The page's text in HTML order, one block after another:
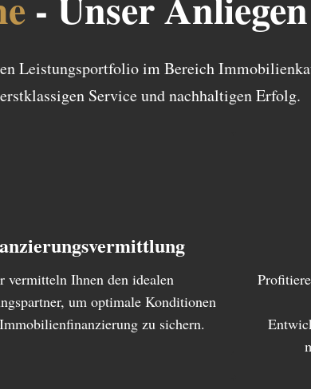
Leistungsportfolio im Bereich
Service und nachhaltigen Erfolg.
vermitteln Ihnen den idealen
um optimale Konditionen
zu sichern.